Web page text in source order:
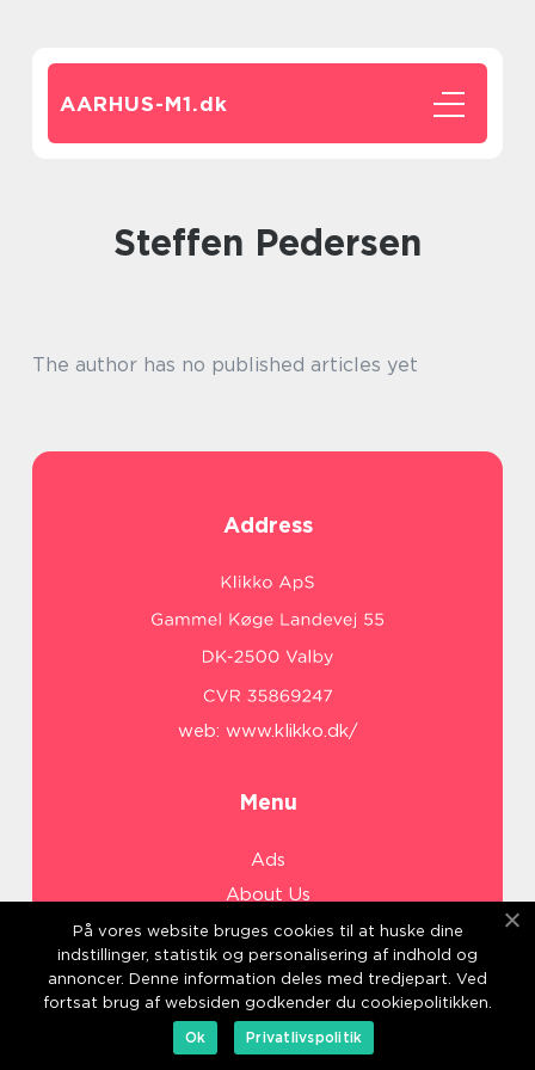
AARHUS-M1.dk
Steffen Pedersen
The author has no published articles yet
Address
web: www.klikko.dk/
Menu
Ads
About Us
Cookies
Contact
Sitemap
På vores website bruges cookies til at huske dine
indstillinger, statistik og personalisering af indhold og
annoncer. Denne information deles med tredjepart. Ved
fortsat brug af websiden godkender du cookiepolitikken.
Ok
Privatlivspolitik